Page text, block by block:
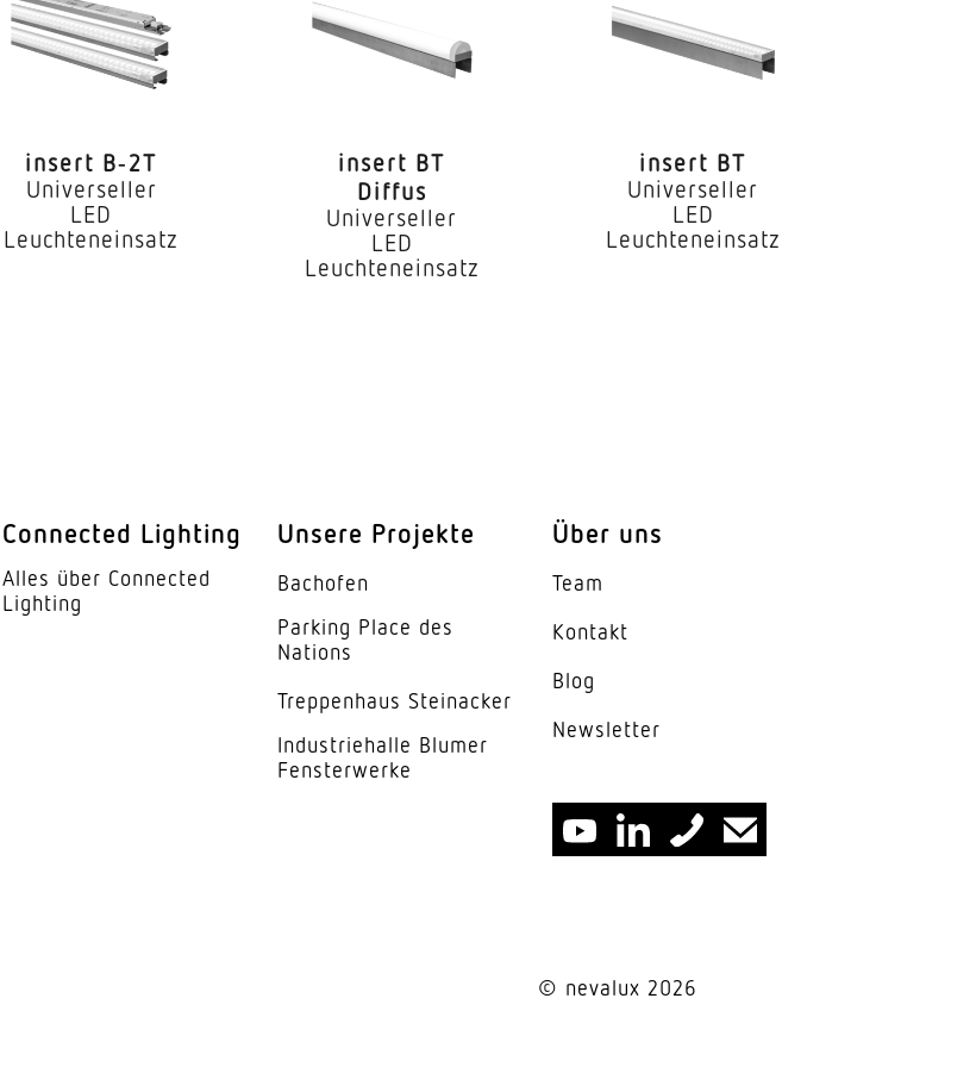
Engstrahlend 60°
insert B‑2T
Universeller
LED
Leuchteneinsatz
insert BT
Diffus
Universeller
LED
Leuchteneinsatz
insert BT
Universeller
LED
Leuchteneinsatz
Connected Lighting
Alles über Connected
Lighting
Unsere Projekte
Bachofen
Parking Place des
Nations
Trep­penhaus Steinacker
Indus­trie­halle Blumer
Fensterwerke
Über uns
Team
Kontakt
Blog
News­letter
© nevalux 2026